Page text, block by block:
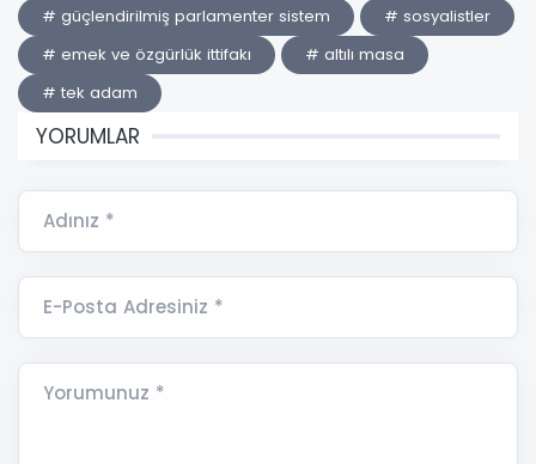
# güçlendirilmiş parlamenter sistem
# sosyalistler
# emek ve özgürlük ittifakı
# altılı masa
# tek adam
YORUMLAR
Adınız *
E-Posta Adresiniz *
Yorumunuz *